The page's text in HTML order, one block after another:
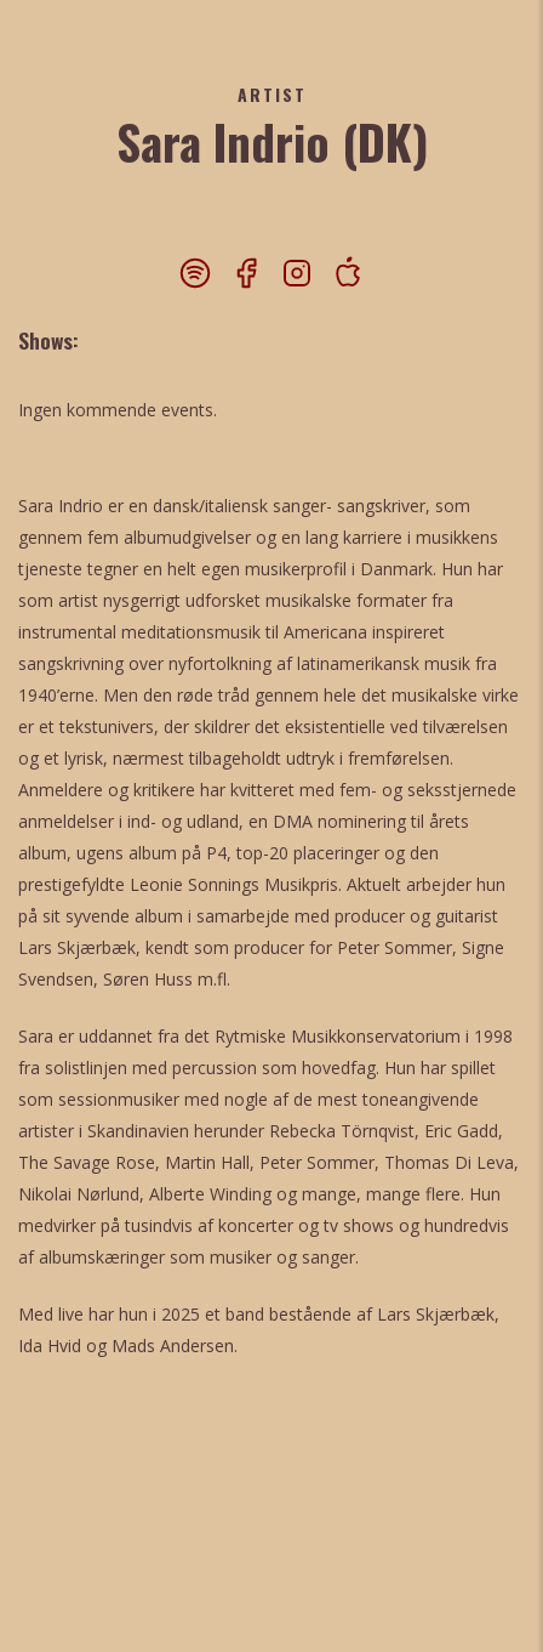
ARTIST
Sara Indrio (DK)
Shows:
Ingen kommende events.
Sara Indrio er en dansk/italiensk sanger- sangskriver, som
gennem fem albumudgivelser og en lang karriere i musikkens
tjeneste tegner en helt egen musikerprofil i Danmark. Hun har
som artist nysgerrigt udforsket musikalske formater fra
instrumental meditationsmusik til Americana inspireret
sangskrivning over nyfortolkning af latinamerikansk musik fra
1940’erne. Men den røde tråd gennem hele det musikalske virke
er et tekstunivers, der skildrer det eksistentielle ved tilværelsen
og et lyrisk, nærmest tilbageholdt udtryk i fremførelsen.
Anmeldere og kritikere har kvitteret med fem- og seksstjernede
anmeldelser i ind- og udland, en DMA nominering til årets
album, ugens album på P4, top-20 placeringer og den
prestigefyldte Leonie Sonnings Musikpris. Aktuelt arbejder hun
på sit syvende album i samarbejde med producer og guitarist
Lars Skjærbæk, kendt som producer for Peter Sommer, Signe
Svendsen, Søren Huss m.fl.
Sara er uddannet fra det Rytmiske Musikkonservatorium i 1998
fra solistlinjen med percussion som hovedfag. Hun har spillet
som sessionmusiker med nogle af de mest toneangivende
artister i Skandinavien herunder Rebecka Törnqvist, Eric Gadd,
The Savage Rose, Martin Hall, Peter Sommer, Thomas Di Leva,
Nikolai Nørlund, Alberte Winding og mange, mange flere. Hun
medvirker på tusindvis af koncerter og tv shows og hundredvis
af albumskæringer som musiker og sanger.
Med live har hun i 2025 et band bestående af Lars Skjærbæk,
Ida Hvid og Mads Andersen.